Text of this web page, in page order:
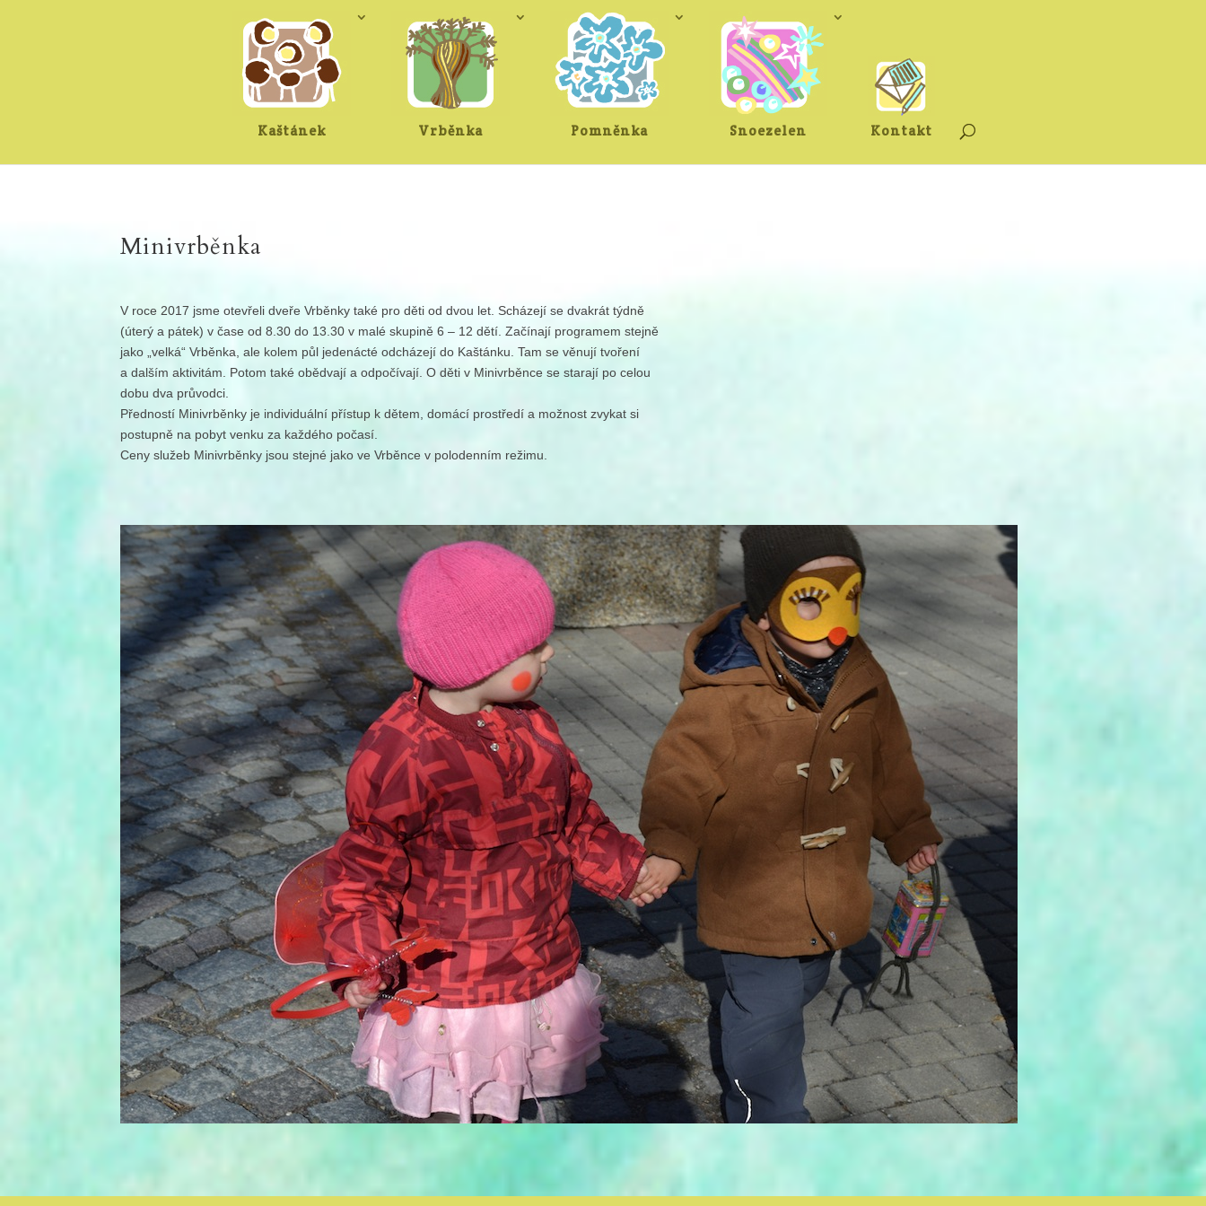
Kaštánek Vrběnka Pomněnka Snoezelen Kontakt
Minivrběnka
V roce 2017 jsme otevřeli dveře Vrběnky také pro děti od dvou let. Scházejí se dvakrát týdně
(úterý a pátek) v čase od 8.30 do 13.30 v malé skupině 6 – 12 dětí. Začínají programem stejně
jako „velká“ Vrběnka, ale kolem půl jedenácté odcházejí do Kaštánku. Tam se věnují tvoření
a dalším aktivitám. Potom také obědvají a odpočívají. O děti v Minivrběnce se starají po celou
dobu dva průvodci.
Předností Minivrběnky je individuální přístup k dětem, domácí prostředí a možnost zvykat si
postupně na pobyt venku za každého počasí.
Ceny služeb Minivrběnky jsou stejné jako ve Vrběnce v polodenním režimu.